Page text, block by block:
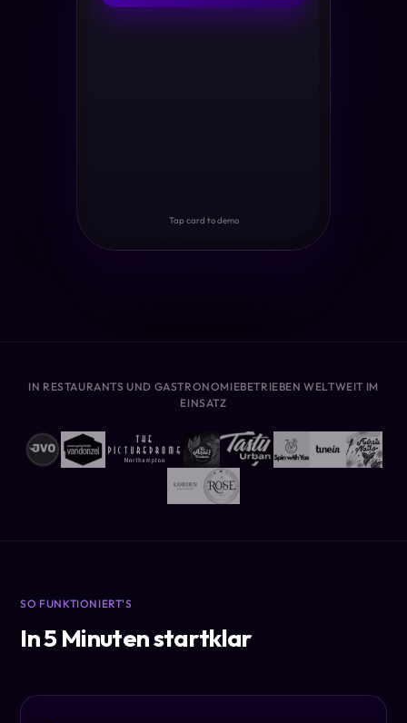
Tap card to demo
IN RESTAURANTS UND GASTRONOMIEBETRIEBEN WELTWEIT IM
EINSATZ
SO FUNKTIONIERT'S
In 5 Minuten startklar